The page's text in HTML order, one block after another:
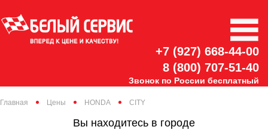
+7 (927) 668-44-00
8 (800) 707-51-40
Звонок по России бесплатный
Главная Цены HONDA CITY
Вы находитесь в городе